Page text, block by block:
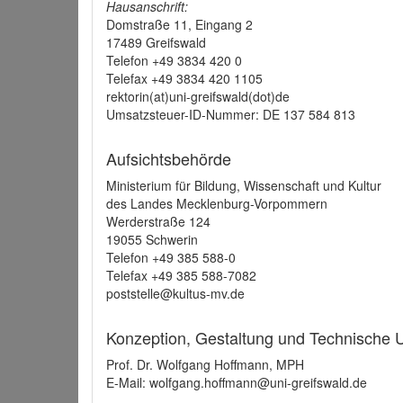
Hausanschrift:
Domstraße 11, Eingang 2
17489 Greifswald
Telefon +49 3834 420 0
Telefax +49 3834 420 1105
rektorin(at)uni-greifswald(dot)de
Umsatzsteuer-ID-Nummer: DE 137 584 813
Aufsichtsbehörde
Ministerium für Bildung, Wissenschaft und Kultur
des Landes Mecklenburg-Vorpommern
Werderstraße 124
19055 Schwerin
Telefon +49 385 588-0
Telefax +49 385 588-7082
poststelle@kultus-mv.de
Konzeption, Gestaltung und Technische
Prof. Dr. Wolfgang Hoffmann, MPH
E-Mail: wolfgang.hoffmann@uni-greifswald.de